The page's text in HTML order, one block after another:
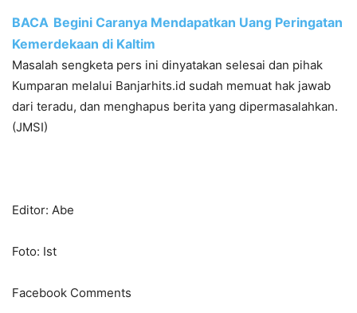
BACA Begini Caranya Mendapatkan Uang Peringatan
Kemerdekaan di Kaltim
Masalah sengketa pers ini dinyatakan selesai dan pihak
Kumparan melalui Banjarhits.id sudah memuat hak jawab
dari teradu, dan menghapus berita yang dipermasalahkan.
(JMSI)
Editor: Abe
Foto: Ist
Facebook Comments